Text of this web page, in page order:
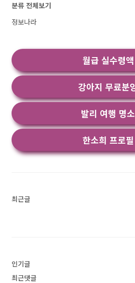
연락처로 변환하여 손쉽게 관리하십시오!
있는 연락처 정보를 25개 언어로 원활히
연락처 데이터 관리 앱입니다.- Mobile Star
의 “..<
분류 전체보기
정보나라
월급 실수령액
강아지 무료분
발리 여행 명소
한소희 프로필
최근글
인기글
최근댓글